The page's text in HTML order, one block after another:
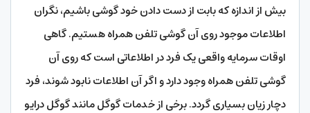
بیش از اندازه که بابت از دست دادن خود گوشی باشیم، نگران
اطلاعات موجود روی آن گوشی تلفن همراه هستیم. گاهی
اوقات سرمایه واقعی یک فرد در اطلاعاتی است که روی آن
گوشی تلفن همراه وجود دارد و اگر آن اطلاعات نابود شوند، فرد
دچار زیان بسیاری گردد. برخی از خدمات گوگل مانند گوگل درایو